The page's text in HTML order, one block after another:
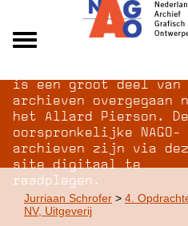
Over NAGO
Over WCI
Inloggen
is een groot deel van
archieven overgegaan
het Allard Pierson. De
oorspronkelijke NAGO-
archieven zijn via
site digitaal te
raadplegen.
Jurriaan Schrofer > 4.
NV, Uitgeverij